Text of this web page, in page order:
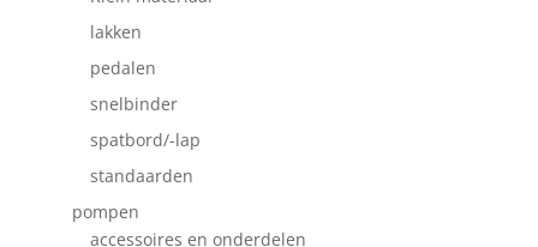
lakken
pedalen
snelbinder
spatbord/-lap
standaarden
pompen
accessoires en onderdelen